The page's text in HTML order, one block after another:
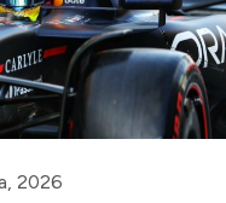
2026